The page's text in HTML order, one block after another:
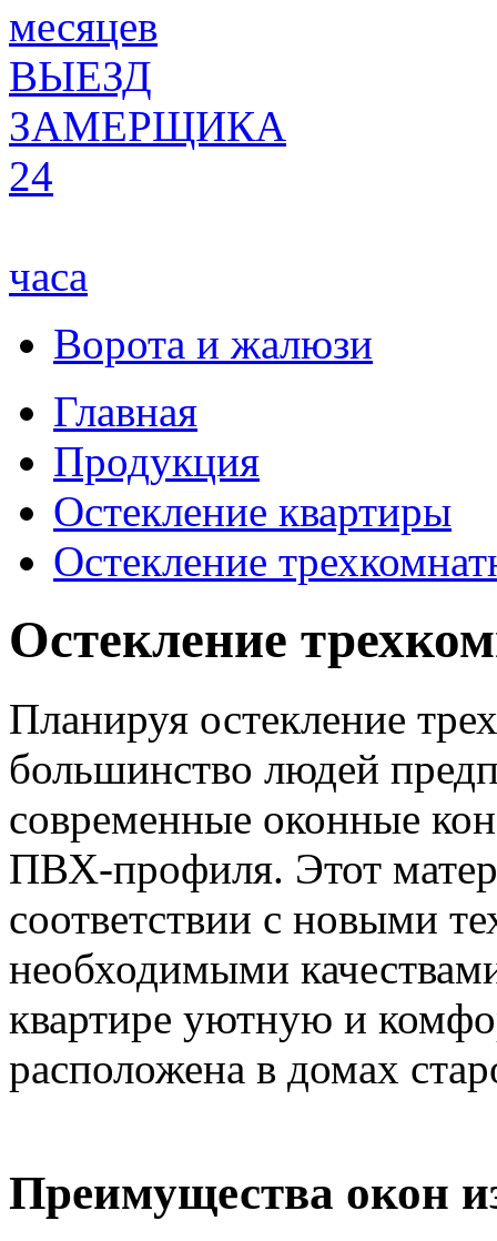
месяцев
ВЫЕЗД
ЗАМЕРЩИКА
24
часа
Ворота и жалюзи
Главная
Продукция
Остекление квартиры
Остекление
Остекление
Планируя остекление
большинство людей
современные оконные
ПВХ-профиля. Этот
соответствии с новыми
необходимыми
квартире уютную и
расположена в домах
Преимущества окон